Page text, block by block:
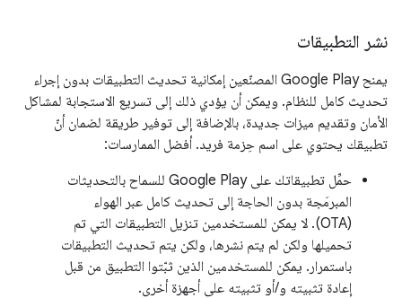
نشر التطبيقات
يمنح Google Play المصنّعين إمكانية تحديث التطبيقات بدون إجراء
تحديث كامل للنظام. ويمكن أن يؤدي ذلك إلى تسريع الاستجابة لمشاكل
الأمان وتقديم ميزات جديدة، بالإضافة إلى توفير طريقة لضمان أنّ
تطبيقك يحتوي على اسم حِزمة فريد. أفضل الممارسات:
حمِّل تطبيقاتك على Google Play للسماح بالتحديثات
المبرمَجة بدون الحاجة إلى تحديث كامل عبر الهواء
(OTA). لا يمكن للمستخدمين تنزيل التطبيقات التي تم
تحميلها ولكن لم يتم نشرها، ولكن يتم تحديث التطبيقات
باستمرار. يمكن للمستخدمين الذين ثبّتوا التطبيق من قبل
إعادة تثبيته و/أو تثبيته على أجهزة أخرى.